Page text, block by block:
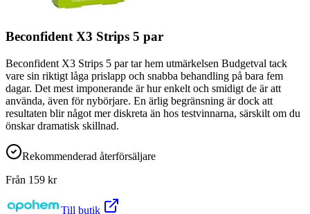
Beconfident X3 Strips 5 par
Beconfident X3 Strips 5 par tar hem utmärkelsen Budgetval tack
vare sin riktigt låga prislapp och snabba behandling på bara fem
dagar. Det mest imponerande är hur enkelt och smidigt de är att
använda, även för nybörjare. En ärlig begränsning är dock att
resultaten blir något mer diskreta än hos testvinnarna, särskilt om du
önskar dramatisk skillnad.
Rekommenderad återförsäljare
Från 159 kr
Till butik